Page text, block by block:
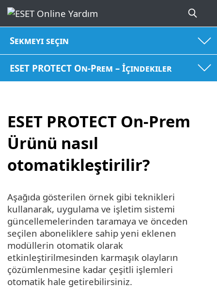
Sekmeyi seçin
ESET PROTECT On-Prem – İçindekiler
ESET PROTECT On-Prem
Ürünü nasıl
otomatikleştirilir?
Aşağıda gösterilen örnek gibi teknikleri
kullanarak, uygulama ve işletim sistemi
güncellemelerinden taramaya ve önceden
seçilen aboneliklere sahip yeni eklenen
modüllerin otomatik olarak
etkinleştirilmesinden karmaşık olayların
çözümlenmesine kadar çeşitli işlemleri
otomatik hale getirebilirsiniz.